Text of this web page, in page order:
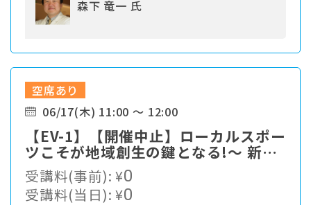
森下 竜一 氏
空席あり
06/17(木) 11:00 ～ 12:00
【EV-1】【開催中止】ローカルスポー
ツこそが地域創生の鍵となる!〜 新た
なスポーツソリューションの提案
受講料(事前):¥0
受講料(当日):¥0